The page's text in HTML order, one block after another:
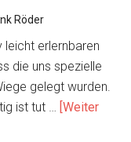
Röder
leicht erlernbaren
die uns spezielle
gelegt wurden.
ist tut … [Weiter